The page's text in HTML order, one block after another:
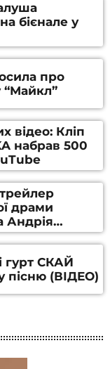
бієнале у
про
відео: Кліп
набрав 500
драми
Андрія
гурт СКАЙ
пісню (ВІДЕО)